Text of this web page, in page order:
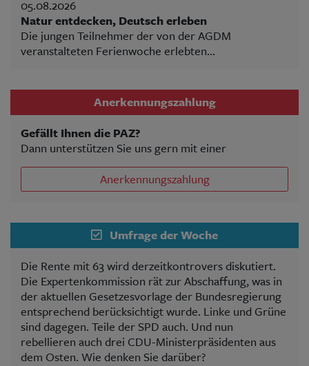
05.08.2026
Natur entdecken, Deutsch erleben
Die jungen Teilnehmer der von der AGDM
veranstalteten Ferienwoche erlebten...
Anerkennungszahlung
Gefällt Ihnen die PAZ?
Dann unterstützen Sie uns gern mit einer
Anerkennungszahlung
Umfrage der Woche
Die Rente mit 63 wird derzeitkontrovers diskutiert.
Die Expertenkommission rät zur Abschaffung, was in
der aktuellen Gesetzesvorlage der Bundesregierung
entsprechend berücksichtigt wurde. Linke und Grüne
sind dagegen. Teile der SPD auch. Und nun
rebellieren auch drei CDU-Ministerpräsidenten aus
dem Osten. Wie denken Sie darüber?